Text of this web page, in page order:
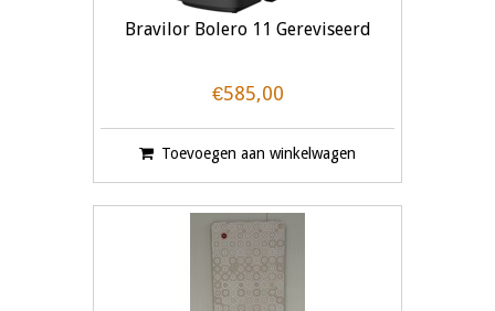
Bravilor Bolero 11 Gereviseerd
€585,00
Toevoegen aan winkelwagen